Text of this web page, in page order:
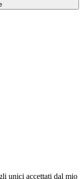
unici accettati dal mio